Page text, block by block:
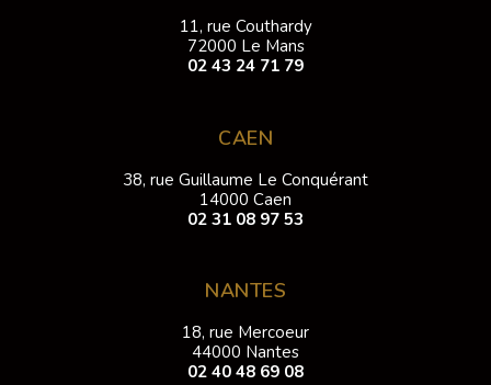
11, rue Couthardy
72000 Le Mans
02 43 24 71 79
CAEN
38, rue Guillaume Le Conquérant
14000 Caen
02 31 08 97 53
NANTES
18, rue Mercoeur
44000 Nantes
02 40 48 69 08